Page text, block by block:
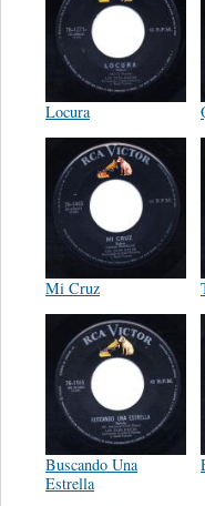
Locura
Mi Cruz
Buscando Una
Estrella